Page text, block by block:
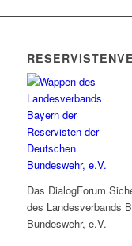
Das DialogForum
des Landesverbands
Bundeswehr, e.V.